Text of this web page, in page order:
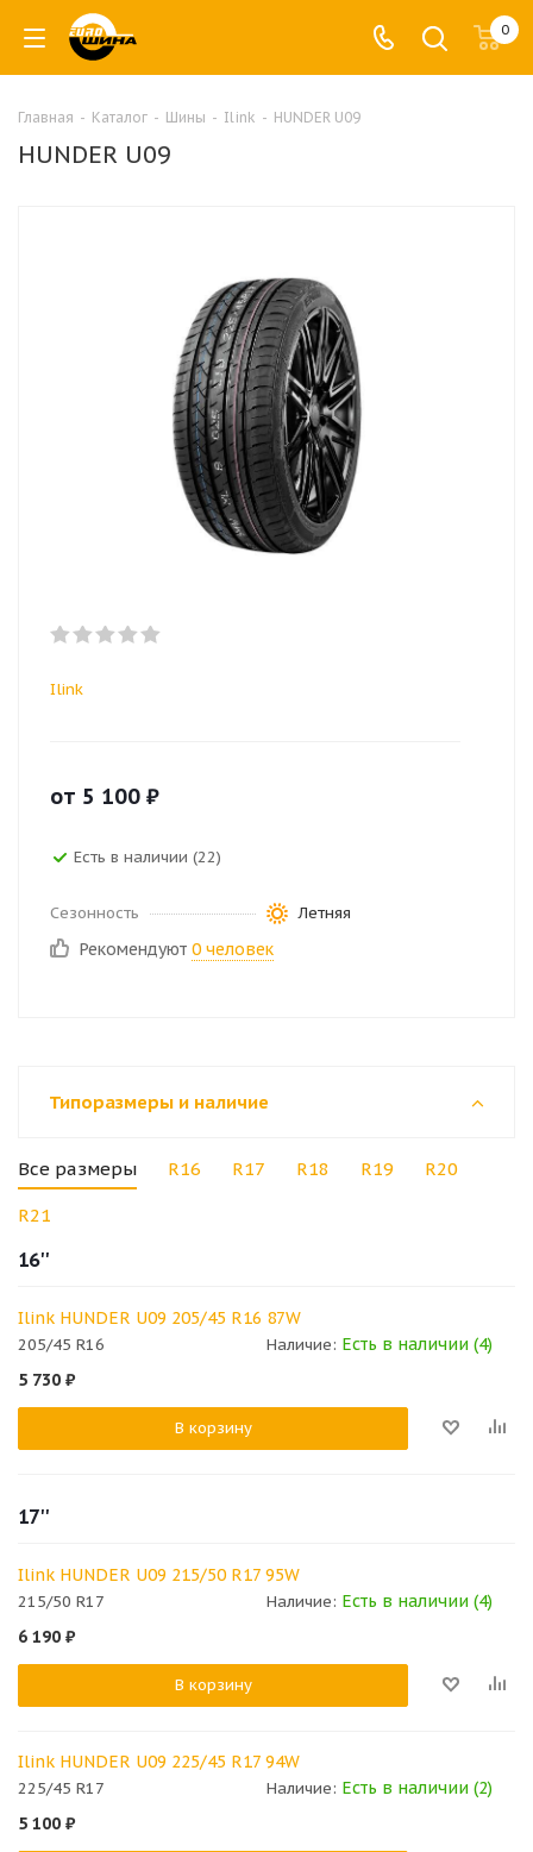
0
Главная - Каталог - Шины - Ilink - HUNDER U09
HUNDER U09
Ilink
от 5 100 ₽
Есть в наличии (22)
Сезонность Летняя
Рекомендуют 0 человек
Типоразмеры и наличие
Все размеры R16 R17 R18 R19 R20
R21
16''
Ilink HUNDER U09 205/45 R16 87W
205/45 R16 Наличие: Есть в наличии (4)
5 730 ₽
В корзину
17''
Ilink HUNDER U09 215/50 R17 95W
215/50 R17 Наличие: Есть в наличии (4)
6 190 ₽
В корзину
Ilink HUNDER U09 225/45 R17 94W
225/45 R17 Наличие: Есть в наличии (2)
5 100 ₽